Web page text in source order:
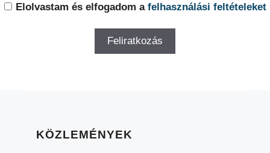
Elolvastam és elfogadom a felhasználási feltételeket
KÖZLEMÉNYEK